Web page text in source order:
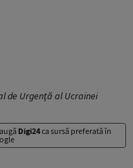
de Urgență al Ucrainei
Digi24ca sursă preferată în